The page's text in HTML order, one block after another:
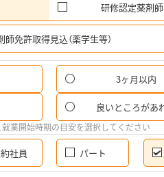
研修認定薬剤師
師免許取得見込（薬学生等）
3ヶ月以内
良いところがあ
業開始時期の目安を選択してください
社員 パート